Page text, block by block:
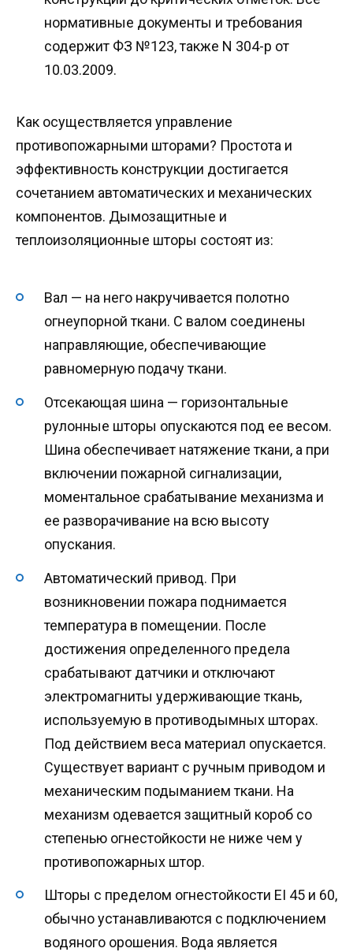
нормативные документы и требования
содержит ФЗ №123, также N 304-р от
10.03.2009.
Как осуществляется управление
противопожарными шторами? Простота и
эффективность конструкции достигается
сочетанием автоматических и механических
компонентов. Дымозащитные и
теплоизоляционные шторы состоят из:
Вал — на него накручивается полотно
огнеупорной ткани. С валом соединены
направляющие, обеспечивающие
равномерную подачу ткани.
Отсекающая шина — горизонтальные
рулонные шторы опускаются под ее весом.
Шина обеспечивает натяжение ткани, а при
включении пожарной сигнализации,
моментальное срабатывание механизма и
ее разворачивание на всю высоту
опускания.
Автоматический привод. При
возникновении пожара поднимается
температура в помещении. После
достижения определенного предела
срабатывают датчики и отключают
электромагниты удерживающие ткань,
используемую в противодымных шторах.
Под действием веса материал опускается.
Существует вариант с ручным приводом и
механическим подыманием ткани. На
механизм одевается защитный короб со
степенью огнестойкости не ниже чем у
противопожарных штор.
Шторы с пределом огнестойкости EI 45 и 60,
обычно устанавливаются с подключением
водяного орошения. Вода является